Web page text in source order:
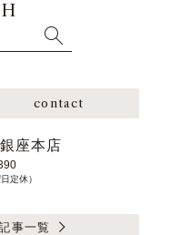
contact
座本店
定休）
事一覧